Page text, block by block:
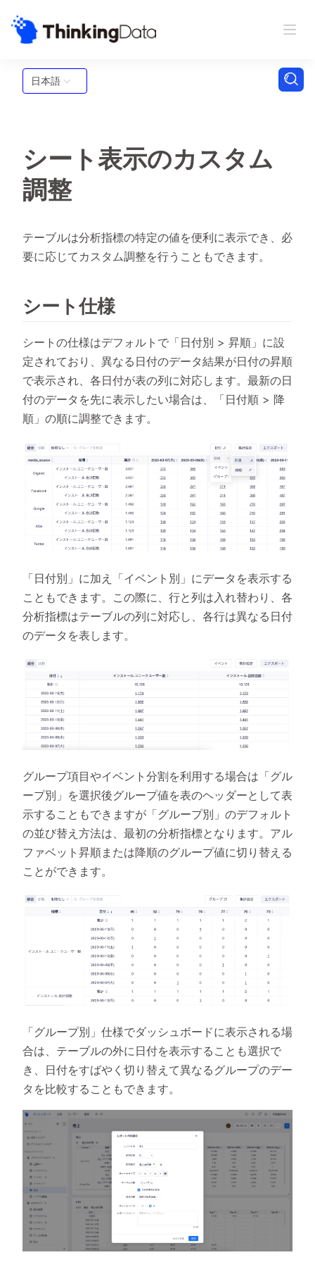
日本語
シート表示のカスタム
調整
テーブルは分析指標の特定の値を便利に表示でき、必
要に応じてカスタム調整を行うこともできます。
シート仕様
シートの仕様はデフォルトで「日付別 > 昇順」に設
定されており、異なる日付のデータ結果が日付の昇順
で表示され、各日付が表の列に対応します。最新の日
付のデータを先に表示したい場合は、「日付順 > 降
順」の順に調整できます。
「日付別」に加え「イベント別」にデータを表示する
こともできます。この際に、行と列は入れ替わり、各
分析指標はテーブルの列に対応し、各行は異なる日付
のデータを表します。
グループ項目やイベント分割を利用する場合は「グル
ープ別」を選択後グループ値を表のヘッダーとして表
示することもできますが「グループ別」のデフォルト
の並び替え方法は、最初の分析指標となります。アル
ファベット昇順または降順のグループ値に切り替える
ことができます。
「グループ別」仕様でダッシュボードに表示される場
合は、テーブルの外に日付を表示することも選択で
き、日付をすばやく切り替えて異なるグループのデー
タを比較することもできます。